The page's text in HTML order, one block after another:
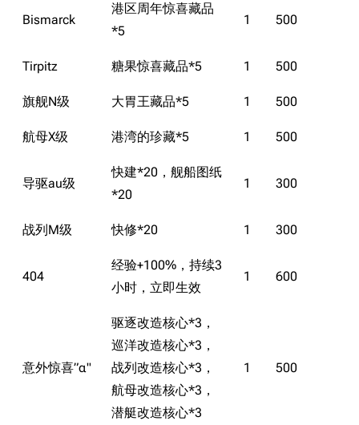
Bismarck
港区周年惊喜藏品
*5
1 500
Tirpitz 糖果惊喜藏品*5 1 500
旗舰Ν级 大胃王藏品*5 1 500
航母X级 港湾的珍藏*5 1 500
导驱au级
快建*20，舰船图纸
*20
1 300
战列M级 快修*20 1 300
404
经验+100%，持续3
小时，立即生效
1 600
意外惊喜”α"
驱逐改造核心*3，
巡洋改造核心*3，
战列改造核心*3，
航母改造核心*3，
潜艇改造核心*3
1 500